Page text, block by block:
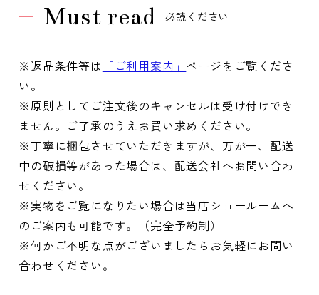
Must read 必読ください
※返品条件等は 「ご利用案内」 ページをご覧くださ
い。
※原則としてご注文後のキャンセルは受け付けでき
ません。ご了承のうえお買い求めください。
※丁寧に梱包させていただきますが、万が一、配送
中の破損等があった場合は、配送会社へお問い合わ
せください。
※実物をご覧になりたい場合は当店ショールームへ
のご案内も可能です。（完全予約制）
※何かご不明な点がございましたらお気軽にお問い
合わせください。